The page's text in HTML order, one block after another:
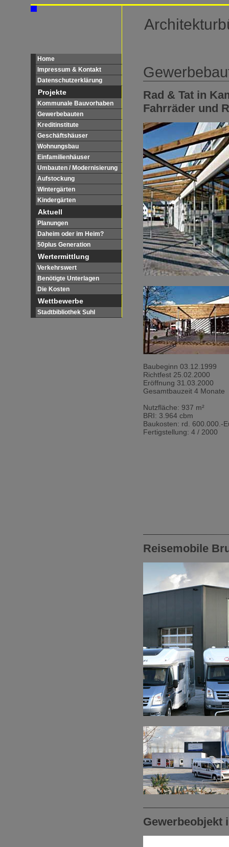
Home
Impressum & Kontakt
Datenschutzerklärung
Projekte
Kommunale Bauvorhaben
Gewerbebauten
Kreditinstitute
Geschäftshäuser
Wohnungsbau
Einfamilienhäuser
Umbauten / Modernisierung
Aufstockung
Wintergärten
Kindergärten
Aktuell
Planungen
Daheim oder im Heim?
50plus Generation
Wertermittlung
Verkehrswert
Benötigte Unterlagen
Die Kosten
Wettbewerbe
Stadtbibliothek Suhl
Rad & Tat in
Fahrräder und
Baubeginn 03.12.1999
Richtfest 25.02.2000
Eröffnung 31.03.2000
Gesamtbauzeit 4 Monate
Nutzfläche: 937 m²
BRI: 3.964 cbm
Baukosten: rd. 600.000.-
Fertigstellung: 4 / 2000
Reisemobile
Gewerbeobjekt